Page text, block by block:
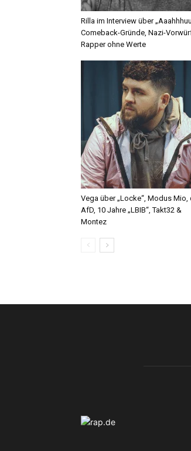
Rilla im Interview über
Comeback-Gründe, Nazi-
Rapper ohne Werte
Vega über „Locke“, Modus Mio,
AfD, 10 Jahre „LBIB“, Takt32 &
Montez